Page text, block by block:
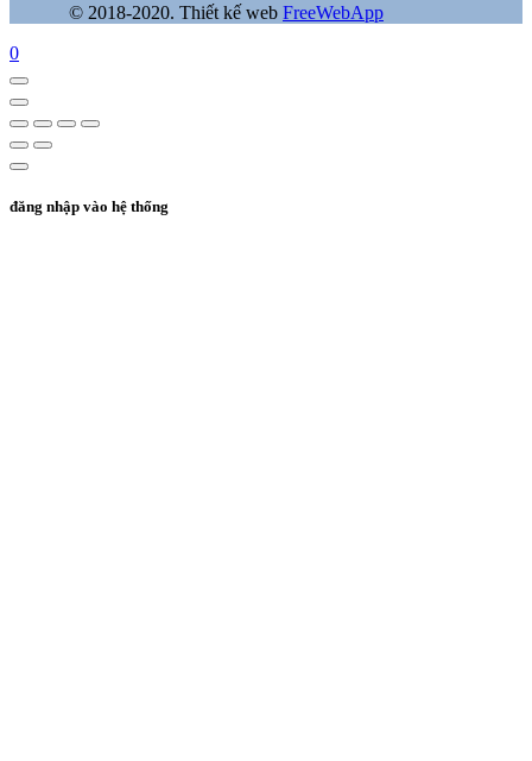
© 2018-2020. Thiết kế web FreeWebApp
0
đăng nhập vào hệ thống